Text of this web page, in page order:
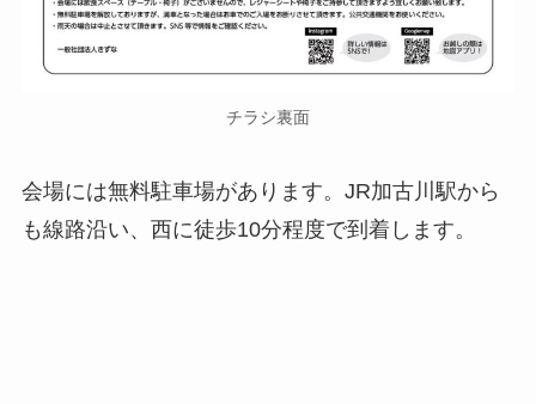
チラシ裏面
会場には無料駐車場があります。JR加古川駅から
も線路沿い、西に徒歩10分程度で到着します。